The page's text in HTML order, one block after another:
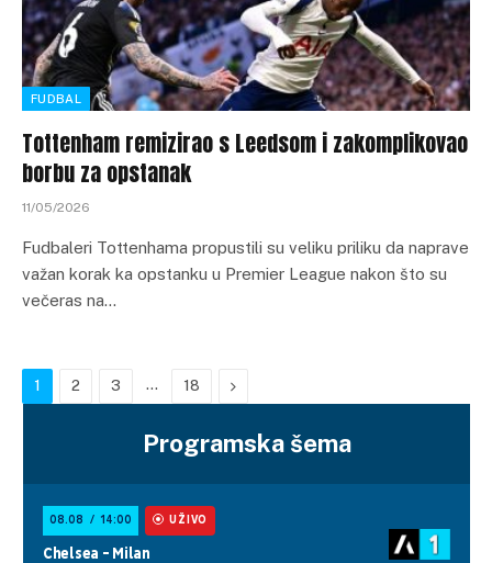
FUDBAL
Tottenham remizirao s Leedsom i zakomplikovao
borbu za opstanak
11/05/2026
Fudbaleri Tottenhama propustili su veliku priliku da naprave
važan korak ka opstanku u Premier League nakon što su
večeras na…
1 2 3 … 18 Next
Programska šema